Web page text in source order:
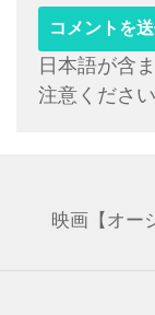
日本語が含
注意くださ
映画【オー